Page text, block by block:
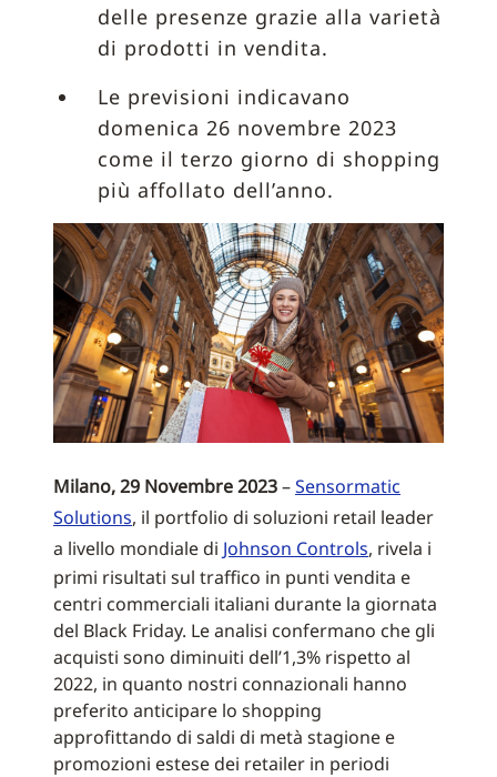
delle presenze grazie alla varietà
di prodotti in vendita.
Le previsioni indicavano
domenica 26 novembre 2023
come il terzo giorno di shopping
più affollato dell’anno.
Milano, 29 Novembre 2023–Sensormatic
Solutions, il portfolio di soluzioni retail leader
a livello mondiale di Johnson Controls, rivela i
primi risultati sul traffico in punti vendita e
centri commerciali italiani durante la giornata
del Black Friday. Le analisi confermano che gli
acquisti sono diminuiti dell’1,3% rispetto al
2022, in quanto nostri connazionali hanno
preferito anticipare lo shopping
approfittando di saldi di metà stagione e
promozioni estese dei retailer in periodi